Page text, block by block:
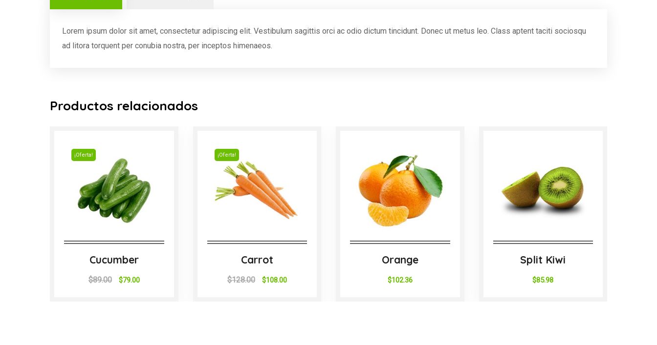
Lorem ipsum dolor sit amet, consectetur adipiscing elit. Vestibulum sagittis orci ac odio dictum tincidunt. Donec ut metus leo. Class aptent taciti sociosqu
ad litora torquent per conubia nostra, per inceptos himenaeos.
Productos relacionados
¡Oferta!
Cucumber
$89.00 $79.00
¡Oferta!
Carrot
$128.00 $108.00
Orange
$102.36
Split Kiwi
$85.98